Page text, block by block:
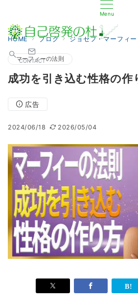
Menu
CONTACT
HOME ブログ ジョセフ・マーフィー
マーフィーの法則
成功を引き込む性格の作
広告
2024/06/18 2026/05/04